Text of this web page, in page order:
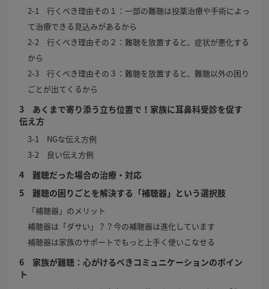
2-1 行くべき理由その１：一部の難聴は投薬治療や手術によっ
て治療できる見込みがあるから
2-2 行くべき理由その２：難聴を放置すると、症状が悪化する
から
2-3 行くべき理由その３：難聴を放置すると、難聴以外の困り
ごとが出てくるから
3 あくまで寄り添う立ち位置で！家族に耳鼻科受診を促す
伝え方
3-1 NGな伝え方例
3-2 良い伝え方例
4 難聴だった場合の治療・対応
5 難聴の困りごとを解決する「補聴器」という選択肢
「補聴器」のメリット
補聴器は「ダサい」？？今の補聴器は進化しています
補聴器は家族のサポートでもっと上手く使いこなせる
6 家族が難聴：心がけるべきコミュニケーションのポイン
ト